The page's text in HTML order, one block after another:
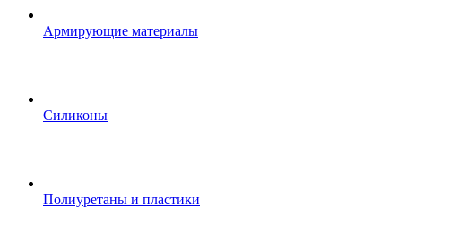
Армирующие материалы
Силиконы
Полиуретаны и пластики